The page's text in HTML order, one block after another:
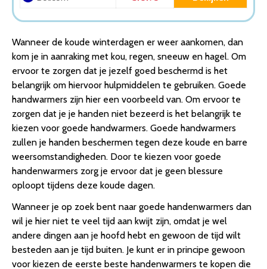
Wanneer de koude winterdagen er weer aankomen, dan
kom je in aanraking met kou, regen, sneeuw en hagel. Om
ervoor te zorgen dat je jezelf goed beschermd is het
belangrijk om hiervoor hulpmiddelen te gebruiken. Goede
handwarmers zijn hier een voorbeeld van. Om ervoor te
zorgen dat je je handen niet bezeerd is het belangrijk te
kiezen voor goede handwarmers. Goede handwarmers
zullen je handen beschermen tegen deze koude en barre
weersomstandigheden. Door te kiezen voor goede
handenwarmers zorg je ervoor dat je geen blessure
oploopt tijdens deze koude dagen.
Wanneer je op zoek bent naar goede handenwarmers dan
wil je hier niet te veel tijd aan kwijt zijn, omdat je wel
andere dingen aan je hoofd hebt en gewoon de tijd wilt
besteden aan je tijd buiten. Je kunt er in principe gewoon
voor kiezen de eerste beste handenwarmers te kopen die